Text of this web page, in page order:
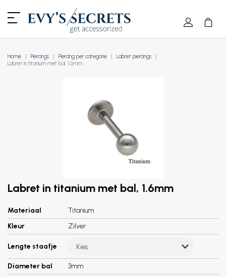
Home Piercings Piercing per categorie
Labret piercings
Labret in titanium met bal, 1.6mm
Labret in titanium met bal, 1.6mm
Materiaal
Titanium
Kleur
Zilver
Lengte staafje Kies
Diameter bal
3mm